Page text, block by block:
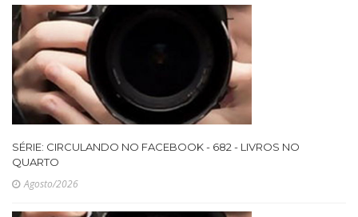
SÉRIE: CIRCULANDO NO FACEBOOK - 682 - LIVROS NO
QUARTO
Agosto/2026